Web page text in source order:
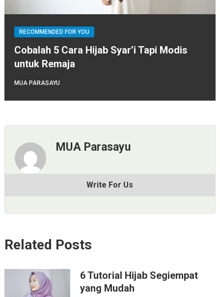
RECOMMENDED FOR YOU
Cobalah 5 Cara Hijab Syar’i Tapi Modis
untuk Remaja
MUA PARASAYU
MUA Parasayu
Write For Us
Related Posts
6 Tutorial Hijab Segiempat
yang Mudah